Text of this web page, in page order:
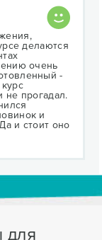
делаются
очень
-
не прогадал.
и
и стоит оно
для